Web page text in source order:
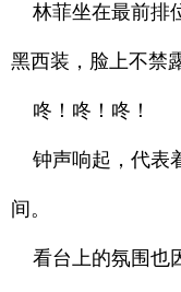
林菲坐在最前排
黑西装，脸上不禁
咚！咚！咚！
钟声响起，代表
间。
看台上的氛围也